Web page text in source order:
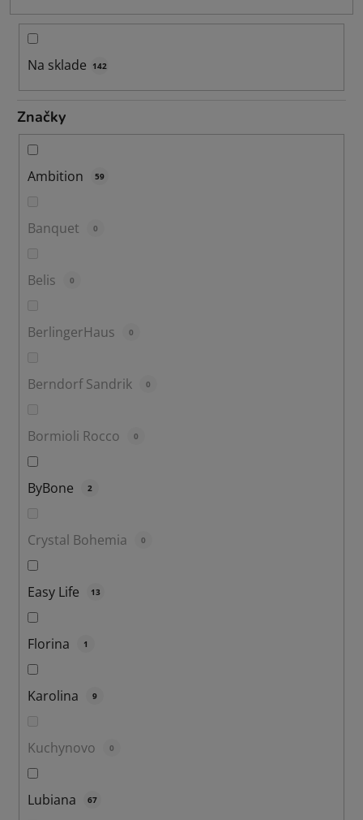
k
Na sklade 142
Značky
Ambition 59
Banquet 0
Belis 0
BerlingerHaus 0
Berndorf Sandrik 0
Bormioli Rocco 0
ByBone 2
Crystal Bohemia 0
Easy Life 13
Florina 1
Karolina 9
Kuchynovo 0
Lubiana 67